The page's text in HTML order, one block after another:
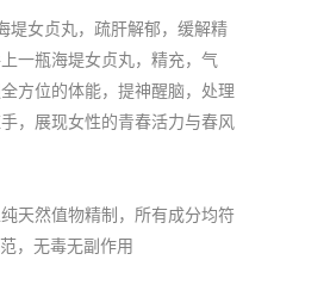
堤女贞丸，疏肝解郁，缓解精
一瓶海堤女贞丸，精充，气
方位的体能，提神醒脑，处理
，展现女性的青春活力与春风
天然值物精制，所有成分均符
，无毒无副作用